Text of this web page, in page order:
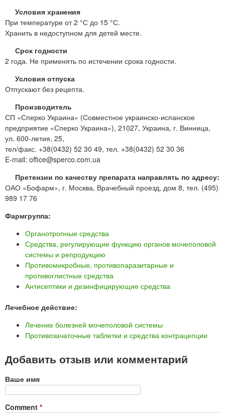
Условия хранения
При температуре от 2 °С до 15 °С.
Хранить в недоступном для детей месте.
Срок годности
2 года. Не применять по истечении срока годности.
Условия отпуска
Отпускают без рецепта.
Производитель
СП «Сперко Украина» (Совместное украинско-испанское
предприятие «Сперко Украина»), 21027, Украина, г. Винница,
ул. 600-летия, 25,
тел/факс. +38(0432) 52 30 49, тел. +38(0432) 52 30 36
E-mail: office@sperco.com.ua
Претензии по качеству препарата направлять по адресу:
ОАО «Бофарм», г. Москва, Врачебный проезд, дом 8, тел. (495)
989 17 76
Фармгруппа:
Органотропные средства
Средства, регулирующие функцию органов мочеполовой
системы и репродукцию
Противомикробные, противопаразитарные и
противоглистные средства
Антисептики и дезинфицирующие средства
Лечебное действие:
Лечение болезней мочеполовой системы
Противозачаточные таблетки и средства контрацепции
Добавить отзыв или комментарий
Ваше имя
Comment *